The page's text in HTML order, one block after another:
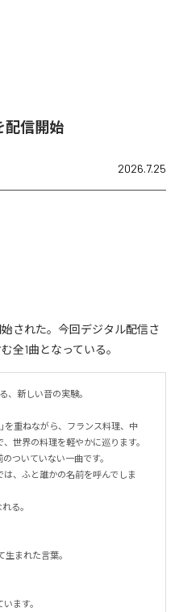
配信開始
2026.7.25
始された。今回デジタル配信さ
全1曲となっている。
、新しい音の実験。
を重ねながら、フランス料理、中
世界の料理を軽やかに巡ります。
ついていない一曲です。
、ふと誰かの名前を呼んでしま
る。
生まれた言葉。
ます。